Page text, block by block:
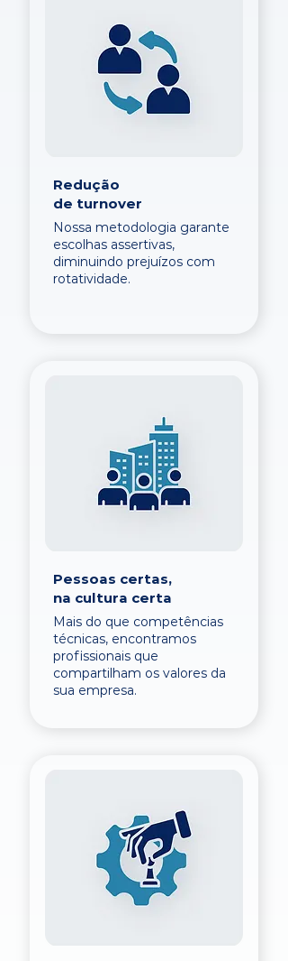
Redução
de turnover
Nossa metodologia garante
escolhas assertivas,
diminuindo prejuízos com
rotatividade.
Pessoas certas,
na cultura certa
Mais do que competências
técnicas, encontramos
profissionais que
compartilham os valores da
sua empresa.